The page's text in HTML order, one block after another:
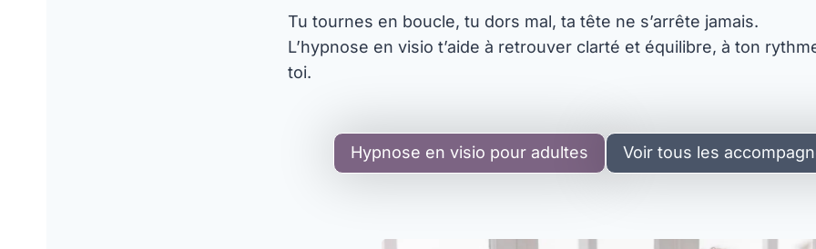
Tu tournes en boucle, tu dors mal, ta tête ne s’arrête jamais.
L’hypnose en visio t’aide à retrouver clarté et équilibre, à ton
toi.
Hypnose en visio pour adultes Voir tous les